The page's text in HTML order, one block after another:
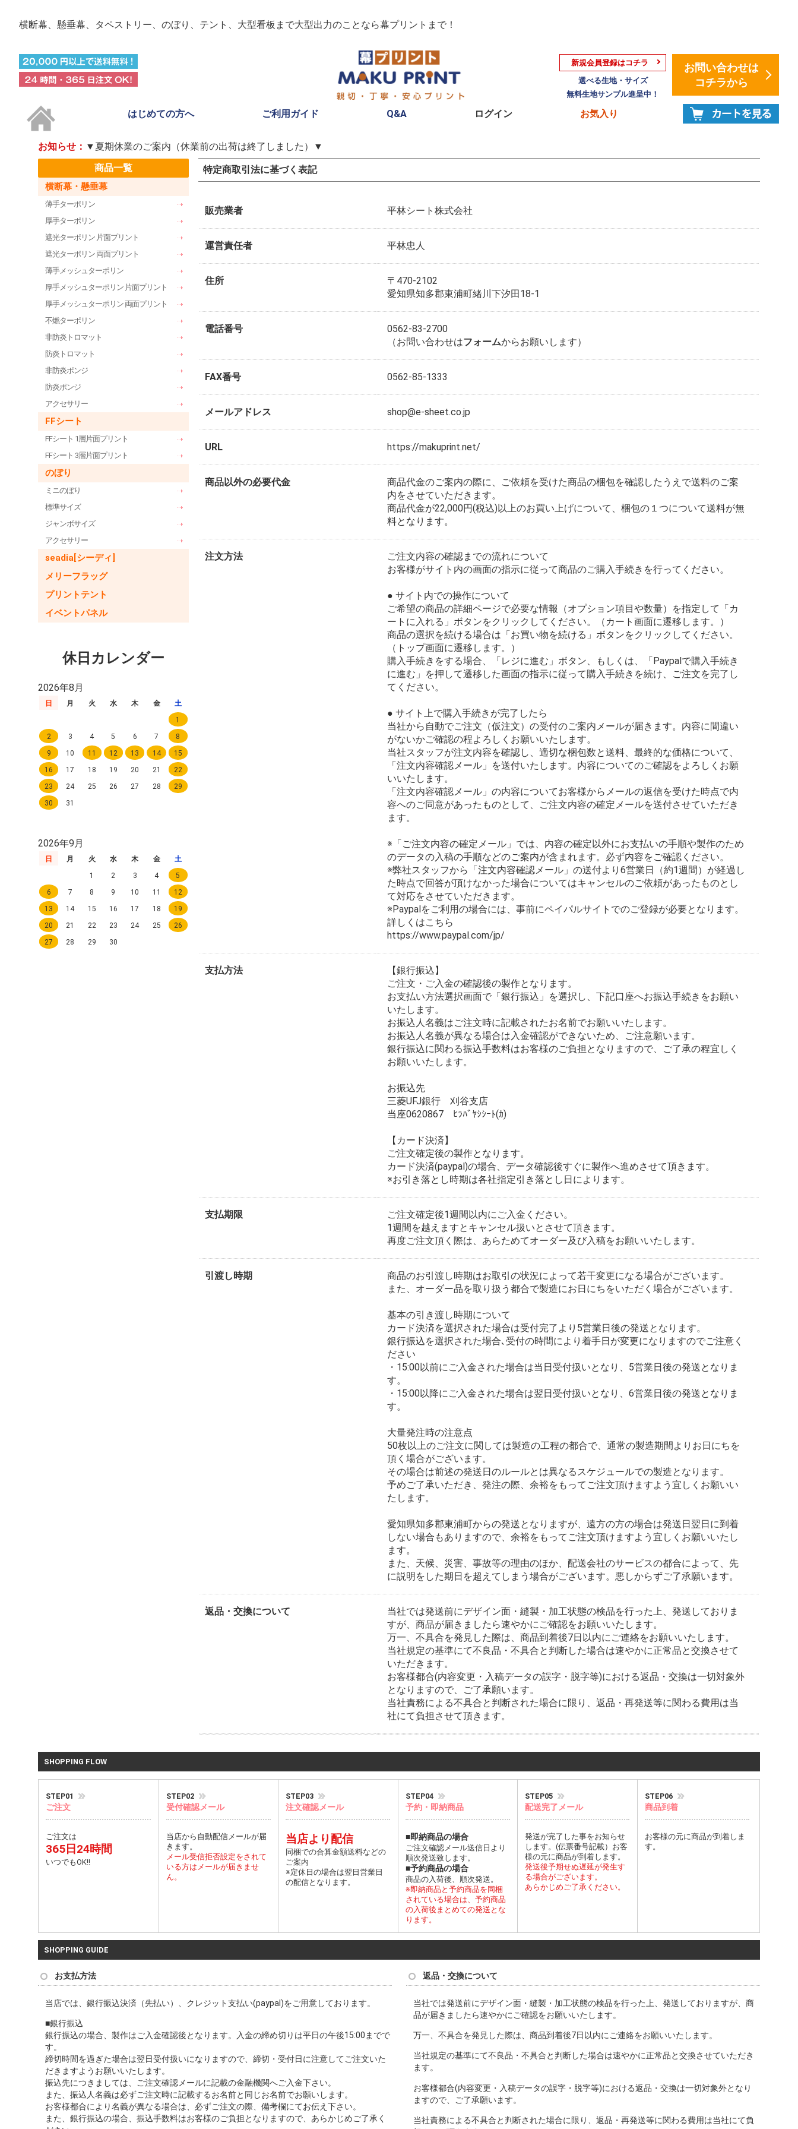
横断幕、懸垂幕、タペストリー、のぼり、テント、 大型看板まで大型出力のことなら幕プリントまで！
新規会員登録はコチラ
選べる生地・サイズ
無料生地サンプル進呈中！
お問い合わせは
コチラから
はじめての方へ ご利用ガイド Q&A ログイン お気入り
お知らせ： ▼夏期休業のご案内（休業前の出荷は終了しました）▼
商品一覧
横断幕・懸垂幕
薄手ターポリン
厚手ターポリン
遮光ターポリン 片面プリント
遮光ターポリン 両面プリント
薄手メッシュターポリン
厚手メッシュターポリン 片面プリント
厚手メッシュターポリン 両面プリント
不燃ターポリン
非防炎トロマット
防炎トロマット
非防炎ポンジ
防炎ポンジ
アクセサリー
FFシート
FFシート 1層片面プリント
FFシート 3層片面プリント
のぼり
ミニのぼり
標準サイズ
ジャンボサイズ
アクセサリー
seadia[シーディ]
メリーフラッグ
プリントテント
イベントパネル
休日カレンダー
2026年8月
日 月 火 水 木 金
土
1
2
3 4 5 6 7
8
9
10 11 12 13 14
15
16
17 18 19 20 21
22
23
24 25 26 27 28
29
30
31
2026年9月
日 月 火 水 木 金
土
1
2 3 4
5
6
7 8 9 10 11
12
13
14 15 16 17 18
19
20
21 22 23 24 25
26
27
28 29 30
特定商取引法に基づく表記
販売業者 平林シート株式会社
運営責任者 平林忠人
住所
〒470-2102
愛知県知多郡東浦町緒川下汐田18-1
電話番号
0562-83-2700
（お問い合わせはフォームからお願いします）
FAX番号 0562-85-1333
メールアドレス shop@e-sheet.co.jp
URL https://makuprint.net/
商品以外の必要代金
商品代金のご案内の際に、ご依頼を受けた商品の梱包を確認したうえで送料のご案
内をさせていただきます。
商品代金が22,000円(税込)以上のお買い上げについて、梱包の１つについて送料が無
料となります。
注文方法
ご注文内容の確認までの流れについて
お客様がサイト内の画面の指示に従って商品のご購入手続きを行ってください。
● サイト内での操作について
ご希望の商品の詳細ページで必要な情報（オプション項目や数量）を指定して「カ
ートに入れる」ボタンをクリックしてください。（カート画面に遷移します。）
商品の選択を続ける場合は「お買い物を続ける」ボタンをクリックしてください。
（トップ画面に遷移します。）
購入手続きをする場合、「レジに進む」ボタン、もしくは、「Paypalで購入手続き
に進む」を押して遷移した画面の指示に従って購入手続きを続け、ご注文を完了し
てください。
● サイト上で購入手続きが完了したら
当社から自動でご注文（仮注文）の受付のご案内メールが届きます。内容に間違い
がないかご確認の程よろしくお願いいたします。
当社スタッフが注文内容を確認し、適切な梱包数と送料、最終的な価格について、
「注文内容確認メール」を送付いたします。内容についてのご確認をよろしくお願
いいたします。
「注文内容確認メール」の内容についてお客様からメールの返信を受けた時点で内
容へのご同意があったものとして、ご注文内容の確定メールを送付させていただき
ます。
※「ご注文内容の確定メール」では、内容の確定以外にお支払いの手順や製作のため
のデータの入稿の手順などのご案内が含まれます。必ず内容をご確認ください。
※弊社スタッフから「注文内容確認メール」の送付より6営業日（約1週間）が経過し
た時点で回答が頂けなかった場合についてはキャンセルのご依頼があったものとし
て対応をさせていただきます。
※Paypalをご利用の場合には、事前にペイパルサイトでのご登録が必要となります。
詳しくはこちら
https://www.paypal.com/jp/
支払方法
【銀行振込】
ご注文・ご入金の確認後の製作となります。
お支払い方法選択画面で「銀行振込」を選択し、下記口座へお振込手続きをお願い
いたします。
お振込人名義はご注文時に記載されたお名前でお願いいたします。
お振込人名義が異なる場合は入金確認ができないため、ご注意願います。
銀行振込に関わる振込手数料はお客様のご負担となりますので、ご了承の程宜しく
お願いいたします。
お振込先
三菱UFJ銀行 刈谷支店
当座0620867 ﾋﾗﾊﾞﾔｼｼｰﾄ(ｶ)
【カード決済】
ご注文確定後の製作となります。
カード決済(paypal)の場合、データ確認後すぐに製作へ進めさせて頂きます。
※お引き落とし時期は各社指定引き落とし日によります。
支払期限
ご注文確定後1週間以内にご入金ください。
1週間を越えますとキャンセル扱いとさせて頂きます。
再度ご注文頂く際は、あらためてオーダー及び入稿をお願いいたします。
引渡し時期
商品のお引渡し時期はお取引の状況によって若干変更になる場合がございます。
また、オーダー品を取り扱う都合で製造にお日にちをいただく場合がございます。
基本の引き渡し時期について
カード決済を選択された場合は受付完了より5営業日後の発送となります。
銀行振込を選択された場合､受付の時間により着手日が変更になりますのでご注意く
ださい
・15:00以前にご入金された場合は当日受付扱いとなり、5営業日後の発送となりま
す。
・15:00以降にご入金された場合は翌日受付扱いとなり、6営業日後の発送となりま
す。
大量発注時の注意点
50枚以上のご注文に関しては製造の工程の都合で、通常の製造期間よりお日にちを
頂く場合がございます。
その場合は前述の発送日のルールとは異なるスケジュールでの製造となります。
予めご了承いただき、発注の際、余裕をもってご注文頂けますよう宜しくお願いい
たします。
愛知県知多郡東浦町からの発送となりますが、遠方の方の場合は発送日翌日に到着
しない場合もありますので、余裕をもってご注文頂けますよう宜しくお願いいたし
ます。
また、天候、災害、事故等の理由のほか、配送会社のサービスの都合によって、先
に説明をした期日を超えてしまう場合がございます。悪しからずご了承願います。
返品・交換について
当社では発送前にデザイン面・縫製・加工状態の検品を行った上、発送しておりま
すが、商品が届きましたら速やかにご確認をお願いいたします。
万一、不具合を発見した際は、商品到着後7日以内にご連絡をお願いいたします。
当社規定の基準にて不良品・不具合と判断した場合は速やかに正常品と交換させて
いただきます。
お客様都合(内容変更・入稿データの誤字・脱字等)における返品・交換は一切対象外
となりますので、ご了承願います。
当社責務による不具合と判断された場合に限り、返品・再発送等に関わる費用は当
社にて負担させて頂きます。
SHOPPING FLOW
STEP01
ご注文
ご注文は
365日24時間
いつでもOK!!
STEP02
受付確認メール
当店から自動配信メールが届
きます。
メール受信拒否設定をされて
いる方はメールが届きませ
ん。
STEP03
注文確認メール
当店より配信
同梱での合算金額送料などの
ご案内
※定休日の場合は翌日営業日
の配信となります。
STEP04
予約・即納商品
■即納商品の場合
ご注文確認メール送信日より
順次発送致します。
■予約商品の場合
商品の入荷後、順次発送。
※即納商品と予約商品を同梱
されている場合は、予約商品
の入荷後まとめての発送とな
ります。
STEP05
配送完了メール
発送が完了した事をお知らせ
します。(伝票番号記載）お客
様の元に商品が到着します。
発送後予期せぬ遅延が発生す
る場合がございます。
あらかじめご了承ください。
STEP06
商品到着
お客様の元に商品が到着しま
す。
SHOPPING GUIDE
お支払方法
当店では、銀行振込決済（先払い）、クレジット支払い(paypal)をご用意しております。
■銀行振込
銀行振込の場合、製作はご入金確認後となります。入金の締め切りは平日の午後15:00までで
す。
締切時間を過ぎた場合は翌日受付扱いになりますので、締切・受付日に注意してご注文いた
だきますようお願いいたします。
振込先につきましては、ご注文確認メールに記載の金融機関へご入金下さい。
また、振込人名義は必ずご注文時に記載するお名前と同じお名前でお願いします。
お客様都合により名義が異なる場合は、必ずご注文の際、備考欄にてお伝え下さい。
また、銀行振込の場合、振込手数料はお客様のご負担となりますので、あらかじめご了承く
返品・交換について
当社では発送前にデザイン面・縫製・加工状態の検品を行った上、発送しておりますが、商
品が届きましたら速やかにご確認をお願いいたします。
万一、不具合を発見した際は、商品到着後7日以内にご連絡をお願いいたします。
当社規定の基準にて不良品・不具合と判断した場合は速やかに正常品と交換させていただき
ます。
お客様都合(内容変更・入稿データの誤字・脱字等)における返品・交換は一切対象外となり
ますので、ご了承願います。
当社責務による不具合と判断された場合に限り、返品・再発送等に関わる費用は当社にて負